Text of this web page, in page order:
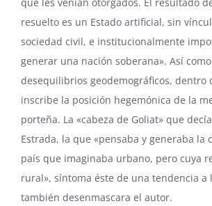
resuelto es un Estado artificial, sin
sociedad civil, e institucionalmente
generar una nación soberana». Así
desequilibrios geodemográficos, dentro
inscribe la posición hegemónica de la
porteña. La «cabeza de Goliat» que
Estrada, la que «pensaba y generaba la
país que imaginaba urbano, pero cuya
rural», síntoma éste de una tendencia a
también desenmascara el autor.